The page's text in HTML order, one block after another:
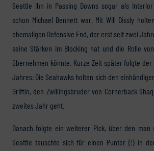
Seattle ihn in Passing Downs sogar als
schon Michael Bennett war. Mit Will Dissly
ehemaligen Defensive End, der erst seit zwei
seine Stärken im Blocking hat und die Rolle
übernehmen könnte. Kurze Zeit später folgte
Jahres: Die Seahawks holten sich den
Griffin, den Zwillingsbruder von Cornerback
zweites Jahr geht.
Danach folgte ein weiterer Pick, über den man
Seattle tauschte sich für einen Punter (!) in